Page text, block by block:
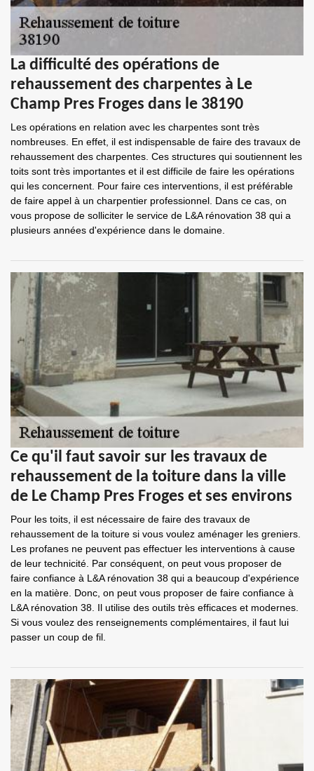
La difficulté des opérations de
rehaussement des charpentes à Le
Champ Pres Froges dans le 38190
Les opérations en relation avec les charpentes sont très
nombreuses. En effet, il est indispensable de faire des travaux de
rehaussement des charpentes. Ces structures qui soutiennent les
toits sont très importantes et il est difficile de faire les opérations
qui les concernent. Pour faire ces interventions, il est préférable
de faire appel à un charpentier professionnel. Dans ce cas, on
vous propose de solliciter le service de L&A rénovation 38 qui a
plusieurs années d'expérience dans le domaine.
Ce qu'il faut savoir sur les travaux de
rehaussement de la toiture dans la ville
de Le Champ Pres Froges et ses environs
Pour les toits, il est nécessaire de faire des travaux de
rehaussement de la toiture si vous voulez aménager les greniers.
Les profanes ne peuvent pas effectuer les interventions à cause
de leur technicité. Par conséquent, on peut vous proposer de
faire confiance à L&A rénovation 38 qui a beaucoup d'expérience
en la matière. Donc, on peut vous proposer de faire confiance à
L&A rénovation 38. Il utilise des outils très efficaces et modernes.
Si vous voulez des renseignements complémentaires, il faut lui
passer un coup de fil.